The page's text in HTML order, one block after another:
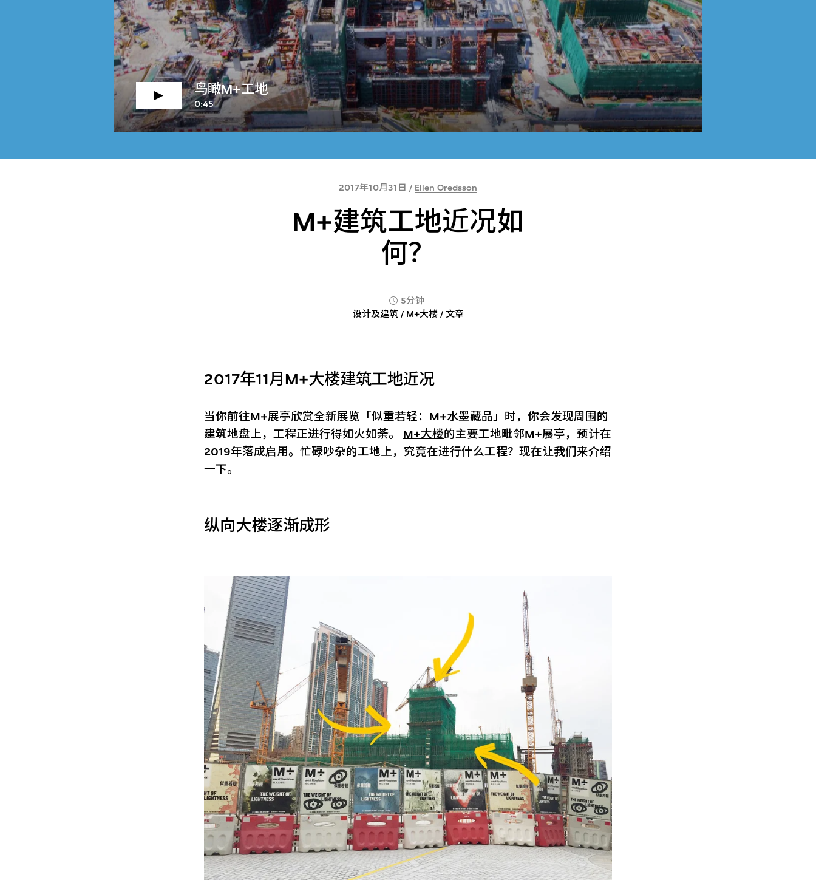
鸟瞰M+工地
0:45
2017年10月31日 / Ellen Oredsson
M+建筑工地近况如
何？
5分钟
设计及建筑/ M+大楼/ 文章
2017年11月M+大楼建筑工地近况
当你前往M+展亭欣赏全新展览 「似重若轻：M+水墨藏品」 时，你会发现周围的
建筑地盘上，工程正进行得如火如荼。 M+大楼的主要工地毗邻M+展亭，预计在
2019年落成启用。忙碌吵杂的工地上，究竟在进行什么工程？现在让我们来介绍
一下。
纵向大楼逐渐成形